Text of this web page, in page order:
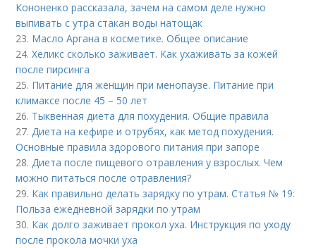
Кононенко рассказала, зачем на самом деле нужно
выпивать с утра стакан воды натощак
23. Масло Аргана в косметике. Общее описание
24.Хеликс сколько заживает. Как ухаживать за кожей
после пирсинга
25. Питание для женщин при менопаузе. Питание при
климаксе после 45 – 50 лет
26. Тыквенная диета для похудения. Общие правила
27.Диета на кефире и отрубях, как метод похудения.
Основные правила здорового питания при запоре
28.Диета после пищевого отравления у взрослых. Чем
можно питаться после отравления?
29. Как правильно делать зарядку по утрам. Статья № 19:
Польза ежедневной зарядки по утрам
30. Как долго заживает прокол уха. Инструкция по уходу
после прокола мочки уха